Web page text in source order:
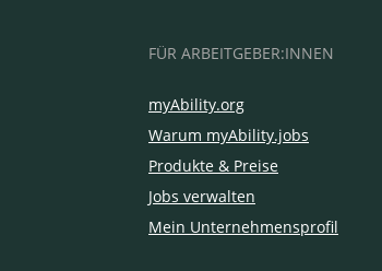
FÜR ARBEITGEBER:INNEN
myAbility.org
Warum myAbility.jobs
Produkte & Preise
Jobs verwalten
Mein Unternehmensprofil